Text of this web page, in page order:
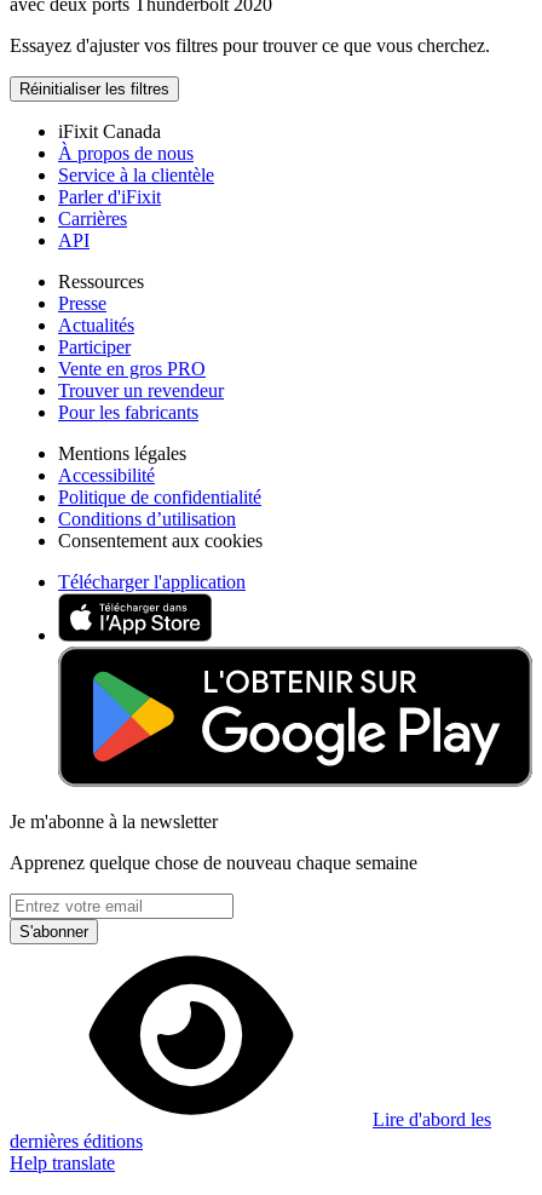
avec deux ports Thunderbolt 2020
Essayez d'ajuster vos filtres pour trouver ce que vous cherchez.
Réinitialiser les filtres
iFixit Canada
À propos de nous
Service à la clientèle
Parler d'iFixit
Carrières
API
Ressources
Presse
Actualités
Participer
Vente en gros PRO
Trouver un revendeur
Pour les fabricants
Mentions légales
Accessibilité
Politique de confidentialité
Conditions d’utilisation
Consentement aux cookies
Télécharger l'application
Je m'abonne à la newsletter
Apprenez quelque chose de nouveau chaque semaine
S'abonner
Lire d'abord les
dernières éditions
Help translate